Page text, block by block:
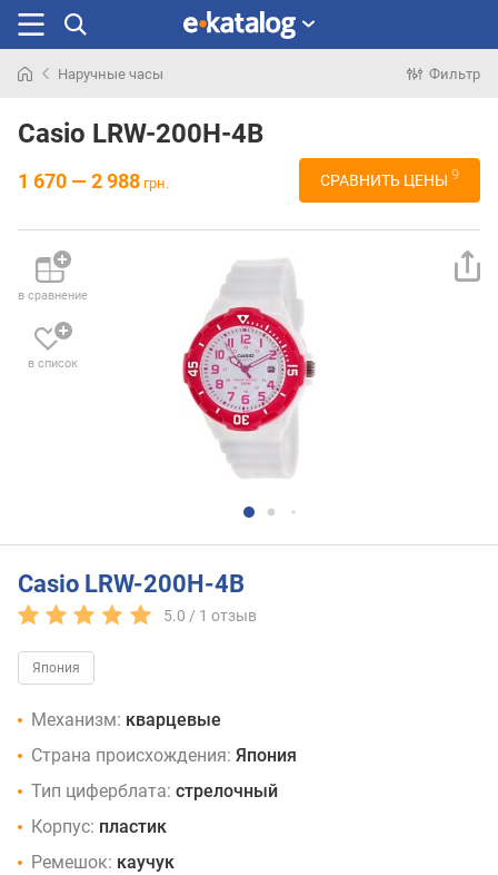
раньше
Наручные часы Фильтр
Casio LRW-200H-4B
1 670 — 2 988 грн. СРАВНИТЬ ЦЕНЫ 9
в сравнение
в список
Casio LRW-200H-4B
5.0 / 1 отзыв
Япония
Механизм: кварцевые
Страна происхождения: Япония
Тип циферблата: стрелочный
Корпус: пластик
Ремешок: каучук